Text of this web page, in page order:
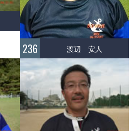
236 渡辺 安人